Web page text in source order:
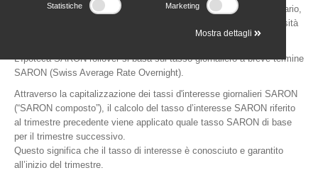
Si rivolge alla clientela che segue l’andamento del mercato monetario,
approfittando delle oscillazioni dei tassi d'interesse, e ha la necessità
di sapere anticipatamente il tasso d’interesse applicato.
L’Ipoteca SARON rollover si basa sul tasso giornaliero a breve termine
SARON (Swiss Average Rate Overnight).
Attraverso la capitalizzazione dei tassi d'interesse giornalieri SARON
(“SARON composto”), il calcolo del tasso d’interesse SARON riferito
al trimestre precedente viene applicato quale tasso SARON di base
per il trimestre successivo.
Questo significa che il tasso di interesse è conosciuto e garantito
all’inizio del trimestre.
Statistiche Marketing
Mostra dettagli